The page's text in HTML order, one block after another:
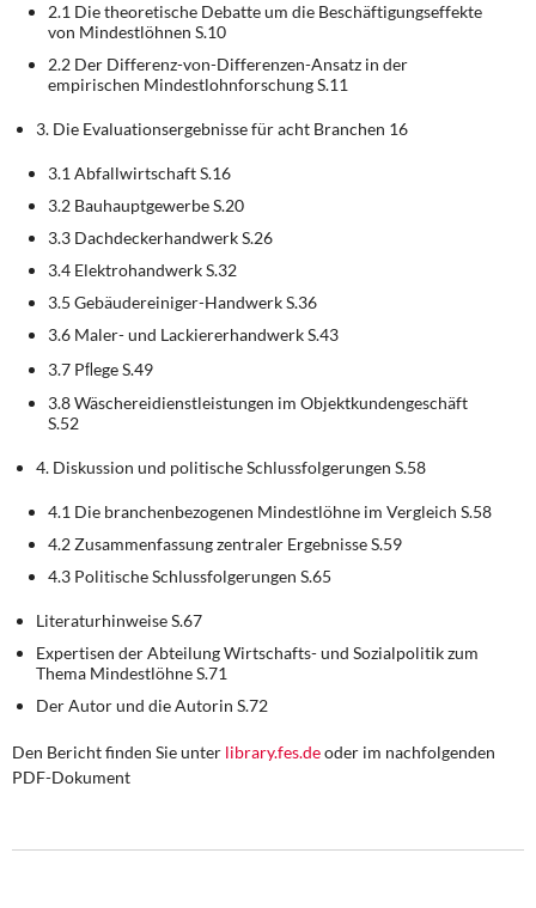
Kontakt
2.1 Die theoretische Debatte um die Beschäftigungseffekte
von Mindestlöhnen S.10
2.2 Der Differenz-von-Differenzen-Ansatz in der
empirischen Mindestlohnforschung S.11
3. Die Evaluationsergebnisse für acht Branchen 16
3.1 Abfallwirtschaft S.16
3.2 Bauhauptgewerbe S.20
3.3 Dachdeckerhandwerk S.26
3.4 Elektrohandwerk S.32
3.5 Gebäudereiniger-Handwerk S.36
3.6 Maler- und Lackiererhandwerk S.43
3.7 Pﬂege S.49
3.8 Wäschereidienstleistungen im Objektkundengeschäft
S.52
4. Diskussion und politische Schlussfolgerungen S.58
4.1 Die branchenbezogenen Mindestlöhne im Vergleich S.58
4.2 Zusammenfassung zentraler Ergebnisse S.59
4.3 Politische Schlussfolgerungen S.65
Literaturhinweise S.67
Expertisen der Abteilung Wirtschafts- und Sozialpolitik zum
Thema Mindestlöhne S.71
Der Autor und die Autorin S.72
Den Bericht finden Sie unter library.fes.deoder im nachfolgenden
PDF-Dokument